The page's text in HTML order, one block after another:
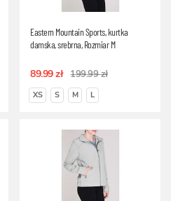
Eastern Mountain Sports, kurtka
damska, srebrna, Rozmiar M
89.99 zł 199.99 zł
XS S M L